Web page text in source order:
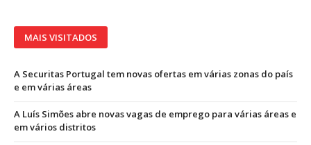
MAIS VISITADOS
A Securitas Portugal tem novas ofertas em várias zonas do país
e em várias áreas
A Luís Simões abre novas vagas de emprego para várias áreas e
em vários distritos